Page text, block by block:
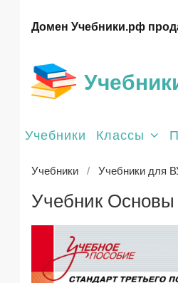
Домен Учебники.рф
Учебники Классы
Учебники Учебники для
Учебник